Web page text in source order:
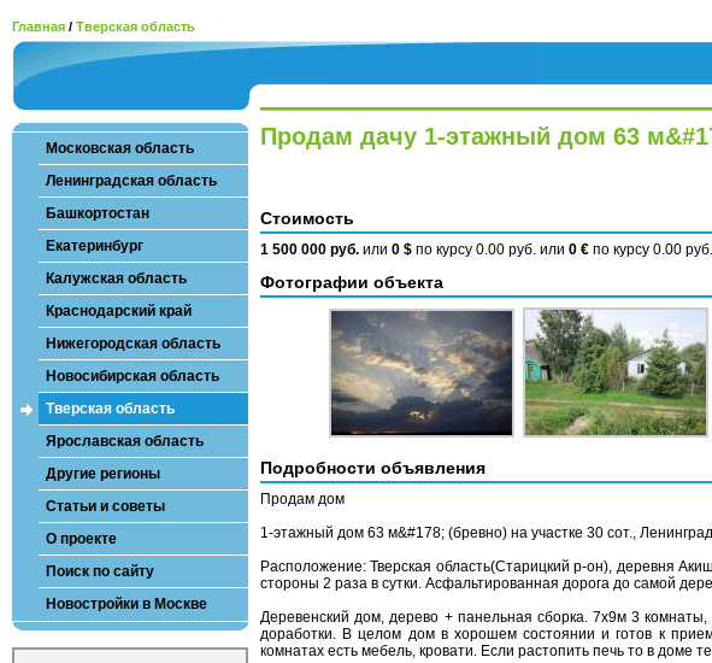
Главная / Тверская область
Московская область
Ленинградская область
Башкортостан
Екатеринбург
Калужская область
Краснодарский край
Нижегородская область
Новосибирская область
Тверская область
Ярославская область
Другие регионы
Статьи и советы
О проекте
Поиск по сайту
Новостройки в Москве
Продам дачу 1-этажный дом 63
Стоимость
1 500 000 руб. или 0 $ по курсу 0.00 руб. или 0 € по курсу 0.00 руб.
Фотографии объекта
Подробности объявления
Продам дом
1-этажный дом 63 м&#178; (бревно) на участке 30 сот.,
Расположение: Тверская область(Старицкий р-он), деревня
стороны 2 раза в сутки. Асфальтированная дорога до самой
Деревенский дом, дерево + панельная сборка. 7х9м 3
доработки. В целом дом в хорошем состоянии и готов к
комнатах есть мебель, кровати. Если растопить печь то в доме